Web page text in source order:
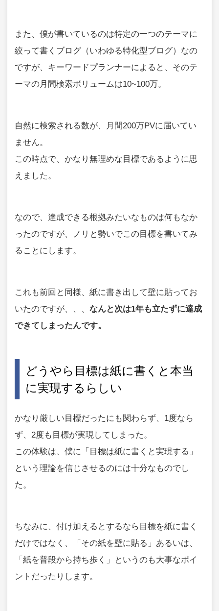
また、僕が書いているのは特定の一つのテーマに
絞って書くブログ（いわゆる特化型ブログ）なの
ですが、キーワードプランナーによると、そのテ
ーマの月間検索ボリュームは10~100万。
自然に検索される数が、月間200万PVに届いてい
ません。
この時点で、かなり無理めな目標であるように思
えました。
なので、達成できる根拠みたいなものは何もなか
ったのですが、ノリと勢いでこの目標を書いてみ
ることにします。
これも前回と同様、紙に書き出して壁に貼ってお
いたのですが、、、 なんと次は1年も立たずに達成
できてしまったんです。
どうやら目標は紙に書くと本当
に実現するらしい
かなり厳しい目標だったにも関わらず、1度なら
ず、2度も目標が実現してしまった。
この体験は、僕に「目標は紙に書くと実現する」
という理論を信じさせるのには十分なものでし
た。
ちなみに、付け加えるとするなら目標を紙に書く
だけではなく、「その紙を壁に貼る」あるいは、
「紙を普段から持ち歩く」というのも大事なポイ
ントだったりします。